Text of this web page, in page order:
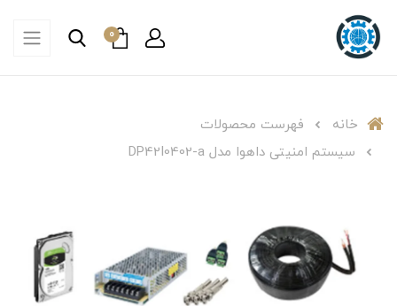
0
خانه
فهرست محصولات
سیستم امنیتی داهوا مدل DP42I0402-a